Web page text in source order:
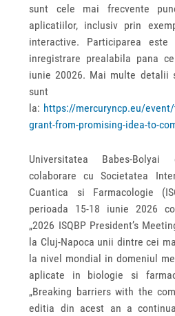
sunt cele mai frecvente
aplicatiilor, inclusiv prin
interactive. Participarea
inregistrare prealabila pana
iunie 20026. Mai multe detalii
sunt
la: https://mercuryncp.eu/
grant-from-promising-idea-to-
Universitatea Babes-
colaborare cu Societatea
Cuantica si Farmacologie
perioada 15-18 iunie 2026
„2026 ISQBP President’s
la Cluj-Napoca unii dintre cei
la nivel mondial in domeniul
aplicate in biologie si
„Breaking barriers with the
editia din acest an a